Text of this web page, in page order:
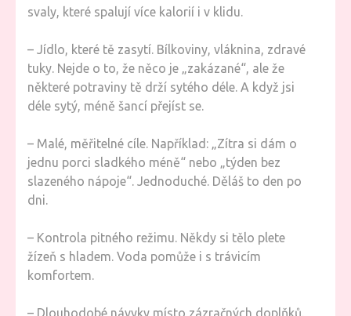
svaly, které spalují více kalorií i v klidu.
– Jídlo, které tě zasytí. Bílkoviny, vláknina, zdravé
tuky. Nejde o to, že něco je „zakázané“, ale že
některé potraviny tě drží sytého déle. A když jsi
déle sytý, méně šancí přejíst se.
– Malé, měřitelné cíle. Například: „Zítra si dám o
jednu porci sladkého méně“ nebo „týden bez
slazeného nápoje“. Jednoduché. Děláš to den po
dni.
– Kontrola pitného režimu. Někdy si tělo plete
žízeň s hladem. Voda pomůže i s trávicím
komfortem.
– Dlouhodobé návyky místo zázračných doplňků.